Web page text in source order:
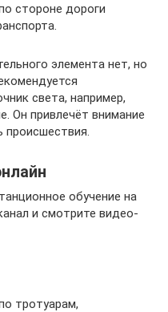
стороне дороги
элемента нет, но
света, например,
Он привлечёт внимание
происшествия.
обучение на
и смотрите видео-
тротуарам,